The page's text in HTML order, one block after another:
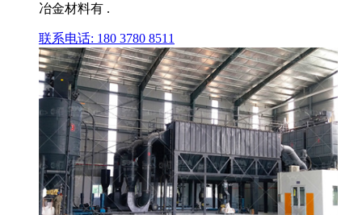
冶金材料有 .
联系电话: 180 3780 8511